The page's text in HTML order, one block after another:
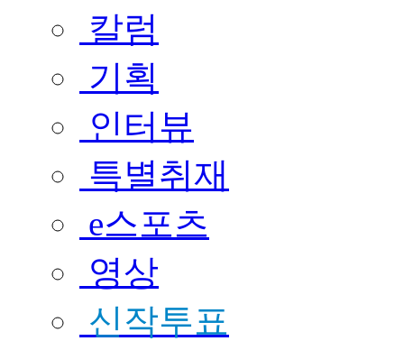
칼럼
기획
인터뷰
특별취재
e스포츠
영상
신작투표